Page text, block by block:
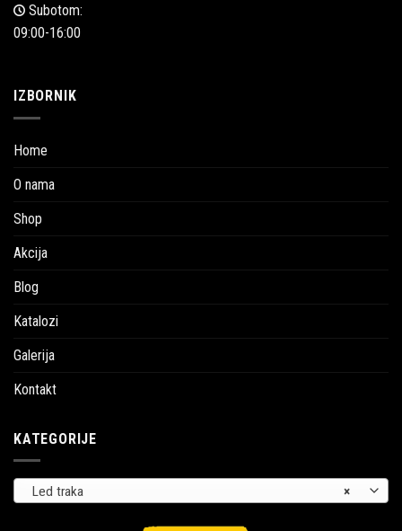
Subotom:
09:00-16:00
IZBORNIK
Home
O nama
Shop
Akcija
Blog
Katalozi
Galerija
Kontakt
KATEGORIJE
×
Led traka